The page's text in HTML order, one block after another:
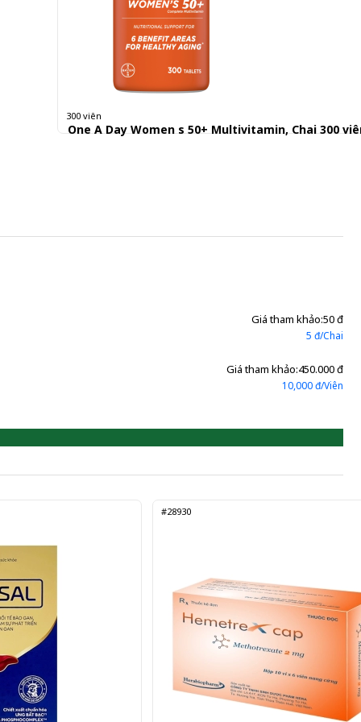
300 viên
One A Day Women s 50+ Multivitamin, Chai 300
Giá tham khảo:50 đ
5 đ/Chai
Giá tham khảo:450.000 đ
10,000 đ/Viên
#28930